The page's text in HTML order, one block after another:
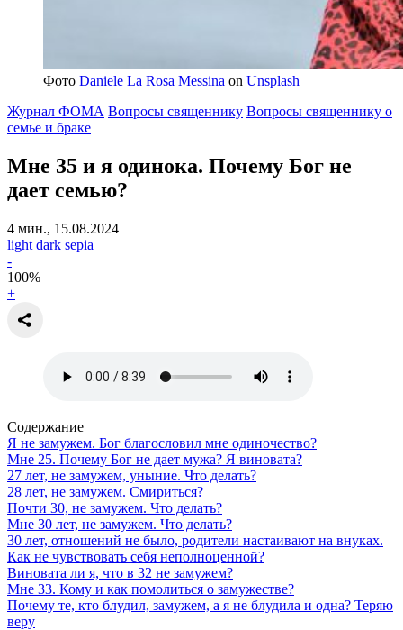
Фото Daniele La Rosa Messina on Unsplash
Журнал ФОМА Вопросы священнику Вопросы священнику о
семье и браке
Мне 35 и я одинока. Почему Бог не
дает семью?
4 мин., 15.08.2024
light dark sepia
-
100%
+
Содержание
Я не замужем. Бог благословил мне одиночество?
Мне 25. Почему Бог не дает мужа? Я виновата?
27 лет, не замужем, уныние. Что делать?
28 лет, не замужем. Смириться?
Почти 30, не замужем. Что делать?
Мне 30 лет, не замужем. Что делать?
30 лет, отношений не было, родители настаивают на внуках.
Как не чувствовать себя неполноценной?
Виновата ли я, что в 32 не замужем?
Мне 33. Кому и как помолиться о замужестве?
Почему те, кто блудил, замужем, а я не блудила и одна? Теряю
веру